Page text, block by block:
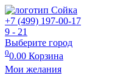
+7 (499) 197-00-17
9 - 21
Выберите город
00.00 Корзина
Мои желания